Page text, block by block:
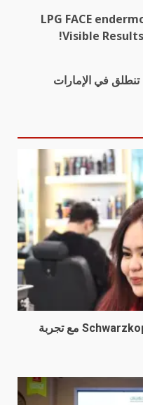
LPG FACE
Visible
في الإمارات
نجاح لافت لفعالية Schwarzkopf Fibre Clinix مع تجربة